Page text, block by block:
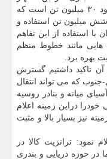
نمود: الان ظرفیت بنادر شمالی كشور حدود ۳۰ میلیون تن است كه
یعنی حدود شش میلیون تن استفاده و
استفاده از این تفاهم
مانند خطوط منظم
بهره برد.
تاكید داشتیم گسترش
جنوب كه می تواند انتقال
میانه و بنادر روسیه
دراین زمینه اعلام
نیز بسیار بالا و مثبت
نمود: ترانزیت كالا در
حوزه دریایی و بندری